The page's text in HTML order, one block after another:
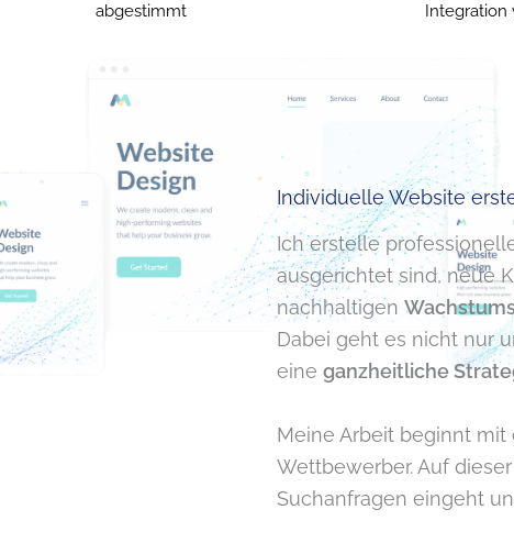
abgestimmt
Integration
Individuelle Website erstellen lassen für
Website erstellen lassen Deutschland
Individuelle Website
Ich erstelle
ausgerichtet sind, neue
nachhaltigen
Dabei geht es nicht nur
eine ganzheitliche
Meine Arbeit beginnt mit
Wettbewerber. Auf
Suchanfragen eingeht